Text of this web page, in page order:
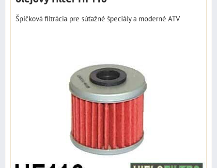
Špičková filtrácia pre súťažné špeciály a moderné ATV